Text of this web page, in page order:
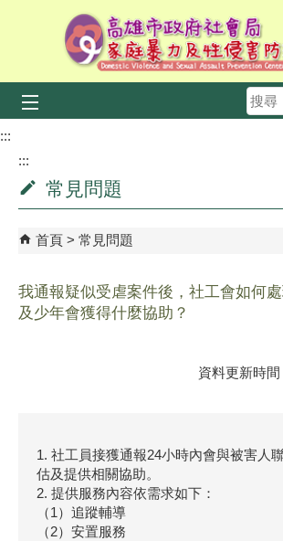
跳到主要內容區塊
:::
:::
常見問題
首頁 常見問題
我通報疑似受虐案件後，社工會如何
及少年會獲得什麼協助？
資料更新時
1. 社工員接獲通報24小時內會與被害人
估及提供相關協助。
2. 提供服務內容依需求如下：
（1）追蹤輔導
（2）安置服務